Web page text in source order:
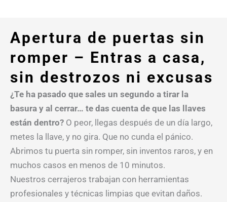
Apertura de puertas sin
romper – Entras a casa,
sin destrozos ni excusas
¿Te ha pasado que sales un segundo a tirar la
basura y al cerrar… te das cuenta de que las llaves
están dentro? O peor, llegas después de un día largo,
metes la llave, y no gira. Que no cunda el pánico.
Abrimos tu puerta sin romper, sin inventos raros, y en
muchos casos en menos de 10 minutos.
Nuestros cerrajeros trabajan con herramientas
profesionales y técnicas limpias que evitan daños.